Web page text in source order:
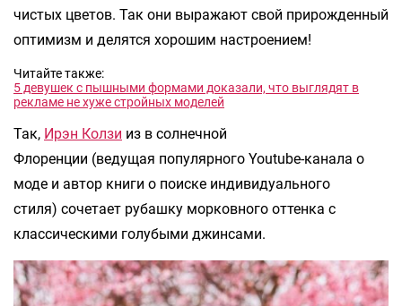
чистых цветов. Так они выражают свой прирожденный
оптимизм и делятся хорошим настроением!
Читайте также:
5 девушек с пышными формами доказали, что выглядят в
рекламе не хуже стройных моделей
Так, Ирэн Колзи из в солнечной
Флоренции (ведущая популярного Youtube-канала о
моде и автор книги о поиске индивидуального
стиля) сочетает рубашку морковного оттенка с
классическими голубыми джинсами.